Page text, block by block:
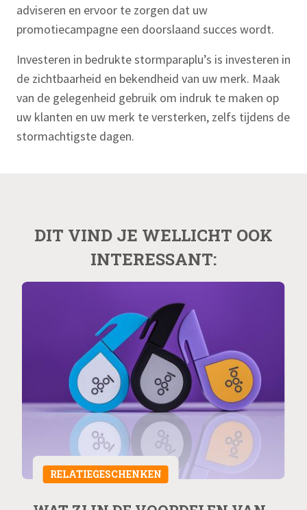
adviseren en ervoor te zorgen dat uw
promotiecampagne een doorslaand succes wordt.
Investeren in bedrukte stormparaplu’s is investeren in
de zichtbaarheid en bekendheid van uw merk. Maak
van de gelegenheid gebruik om indruk te maken op
uw klanten en uw merk te versterken, zelfs tijdens de
stormachtigste dagen.
DIT VIND JE WELLICHT OOK
INTERESSANT:
RELATIEGESCHENKEN